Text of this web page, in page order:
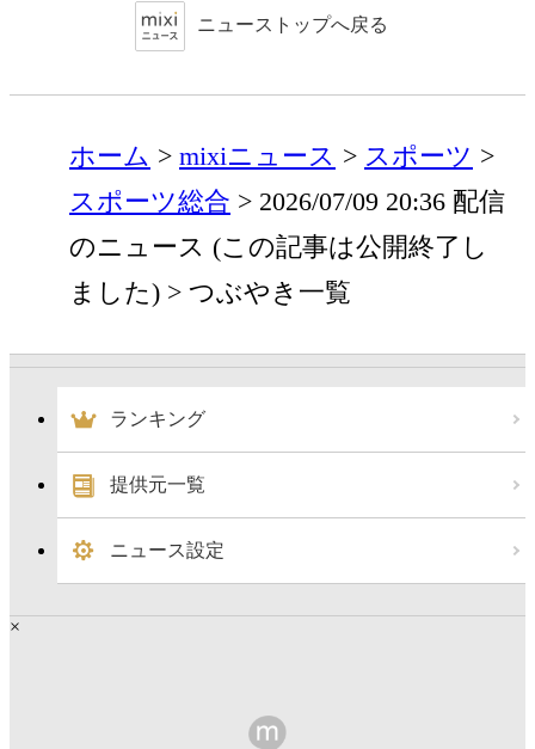
ニューストップへ戻る
ホーム mixiニュース
スポーツ
スポーツ総合
2026/07/09 20:36 配信
のニュース (この記事は公開終了し
ました)
つぶやき一覧
ランキング
提供元一覧
ニュース設定
×